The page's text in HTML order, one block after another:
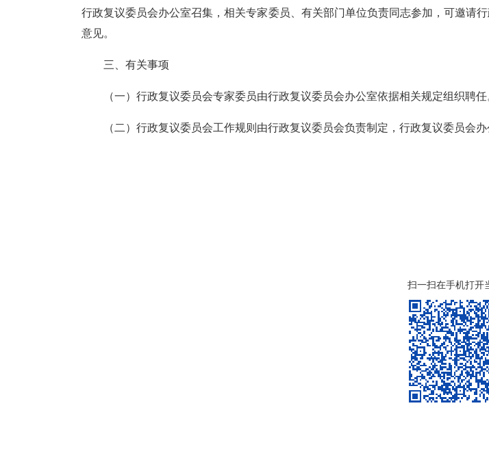
行政复议委员会办公室召集，相关专家委员、有关部门单位负责同志参加，可邀请
意见。
三、有关事项
（一） 行政复议委员会专家委员由行政复议委员会办公室依据相关规定组织聘任
（二） 行政复议委员会工作规则由行政复议委员会负责制定，行政复议委员会办
扫一扫在手机打开